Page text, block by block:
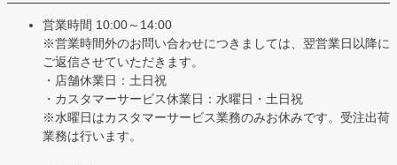
営業時間 10:00～14:00
※営業時間外のお問い合わせにつきましては、翌営業日以降に
ご返信させていただきます。
・店舗休業日：土日祝
・カスタマーサービス休業日：水曜日・土日祝
※水曜日はカスタマーサービス業務のみお休みです。受注出荷
業務は行います。